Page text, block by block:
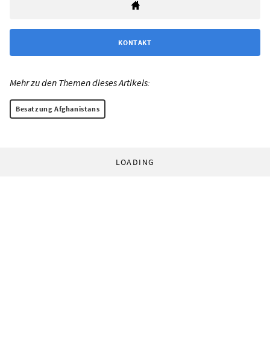
KONTAKT
Mehr zu den Themen dieses Artikels:
Besatzung Afghanistans
LOADING